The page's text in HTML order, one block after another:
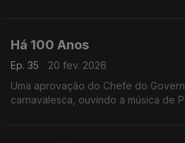
Há 100 Anos
Ep. 35
20 fev. 2026
Uma aprovação do Chefe do
carnavalesca, ouvindo a música de